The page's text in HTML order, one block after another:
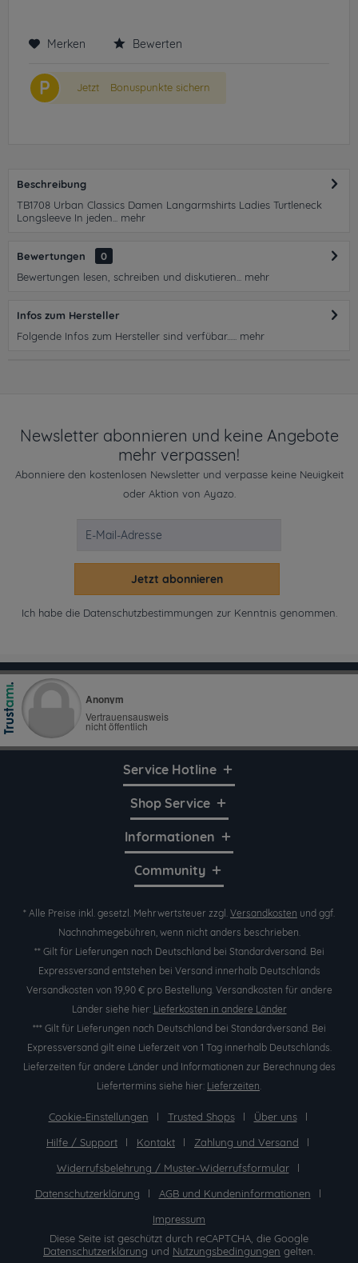
Merken Bewerten
P Jetzt Bonuspunkte sichern
Beschreibung
TB1708 Urban Classics Damen Langarmshirts Ladies Turtleneck
Longsleeve In jeden...
mehr
Bewertungen
0
Bewertungen lesen, schreiben und diskutieren...
mehr
Infos zum Hersteller
Folgende Infos zum Hersteller sind verfübar...... mehr
Newsletter abonnieren und keine Angebote
mehr verpassen!
Abonniere den kostenlosen Newsletter und verpasse keine Neuigkeit
oder Aktion von Ayazo.
Jetzt abonnieren
Ich habe die Datenschutzbestimmungen zur Kenntnis genommen.
Service Hotline
Shop Service
Informationen
Community
* Alle Preise inkl. gesetzl. Mehrwertsteuer zzgl. Versandkosten und ggf.
Nachnahmegebühren, wenn nicht anders beschrieben.
** Gilt für Lieferungen nach Deutschland bei Standardversand. Bei
Expressversand entstehen bei Versand innerhalb Deutschlands
Versandkosten von 19,90 € pro Bestellung. Versandkosten für andere
Länder siehe hier: Lieferkosten in andere Länder
*** Gilt für Lieferungen nach Deutschland bei Standardversand. Bei
Expressversand gilt eine Lieferzeit von 1 Tag innerhalb Deutschlands.
Lieferzeiten für andere Länder und Informationen zur Berechnung des
Liefertermins siehe hier: Lieferzeiten.
Cookie-Einstellungen Trusted Shops
Über uns
Hilfe / Support
Kontakt
Zahlung und Versand
Widerrufsbelehrung / Muster-Widerrufsformular
Datenschutzerklärung
AGB und Kundeninformationen
Impressum
Diese Seite ist geschützt durch reCAPTCHA, die Google
Datenschutzerklärung und Nutzungsbedingungen gelten.